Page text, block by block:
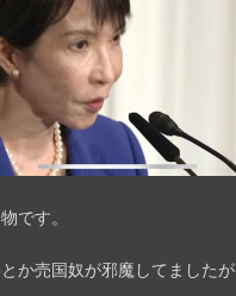
です。
か売国奴が邪魔してましたが